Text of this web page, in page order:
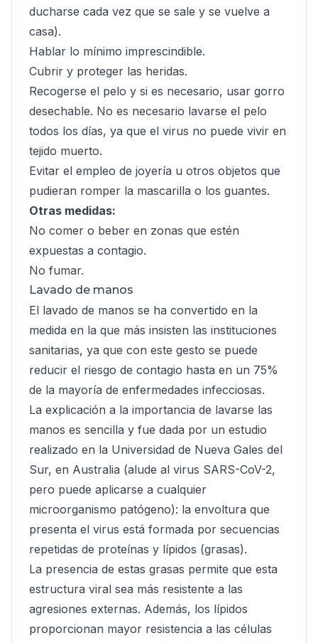
ducharse cada vez que se sale y se vuelve a
casa).
Hablar lo mínimo imprescindible.
Cubrir y proteger las heridas.
Recogerse el pelo y si es necesario, usar gorro
desechable. No es necesario lavarse el pelo
todos los días, ya que el virus no puede vivir en
tejido muerto.
Evitar el empleo de joyería u otros objetos que
pudieran romper la mascarilla o los guantes.
Otras medidas:
No comer o beber en zonas que estén
expuestas a contagio.
No fumar.
Lavado de manos
El lavado de manos se ha convertido en la
medida en la que más insisten las instituciones
sanitarias, ya que con este gesto se puede
reducir el riesgo de contagio hasta en un 75%
de la mayoría de enfermedades infecciosas.
La explicación a la importancia de lavarse las
manos es sencilla y fue dada por un estudio
realizado en la Universidad de Nueva Gales del
Sur, en Australia (alude al virus SARS-CoV-2,
pero puede aplicarse a cualquier
microorganismo patógeno): la envoltura que
presenta el virus está formada por secuencias
repetidas de proteínas y lípidos (grasas).
La presencia de estas grasas permite que esta
estructura viral sea más resistente a las
agresiones externas. Además, los lípidos
proporcionan mayor resistencia a las células